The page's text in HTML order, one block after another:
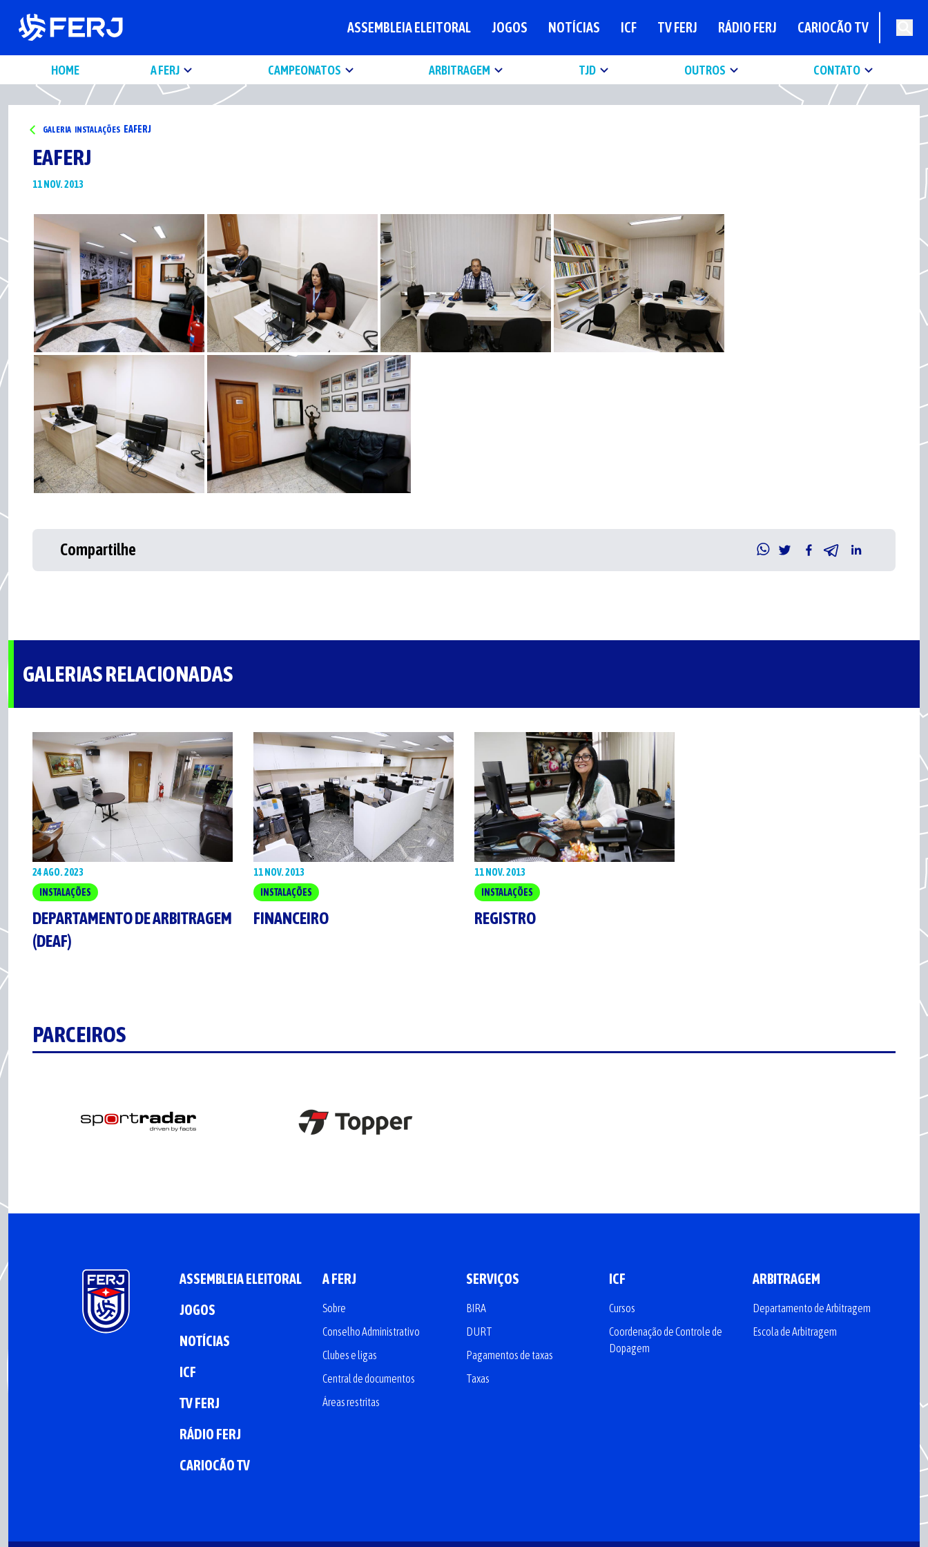
ASSEMBLEIA ELEITORAL JOGOS NOTÍCIAS ICF TV FERJ RÁDIO FERJ CARIOCÃO TV
HOME A FERJ CAMPEONATOS ARBITRAGEM TJD OUTROS CONTATO
GALERIA INSTALAÇÕES EAFERJ
EAFERJ
11 NOV. 2013
Compartilhe
GALERIAS RELACIONADAS
24 AGO. 2023
INSTALAÇÕES
DEPARTAMENTO DE ARBITRAGEM
(DEAF)
11 NOV. 2013
INSTALAÇÕES
FINANCEIRO
11 NOV. 2013
INSTALAÇÕES
REGISTRO
PARCEIROS
ASSEMBLEIA ELEITORAL
JOGOS
NOTÍCIAS
ICF
TV FERJ
RÁDIO FERJ
CARIOCÃO TV
A FERJ
Sobre
Conselho Administrativo
Clubes e ligas
Central de documentos
Áreas restritas
SERVIÇOS
BIRA
DURT
Pagamentos de taxas
Taxas
ICF
Cursos
Coordenação de Controle de
Dopagem
ARBITRAGEM
Departamento de Arbitragem
Escola de Arbitragem